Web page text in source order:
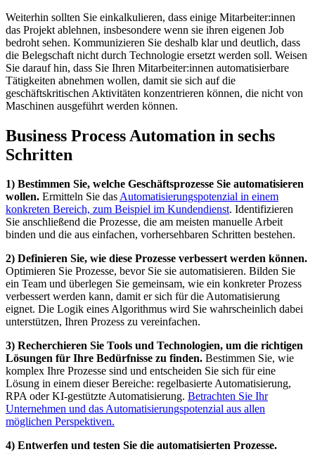
Weiterhin sollten Sie einkalkulieren, dass einige Mitarbeiter:innen
das Projekt ablehnen, insbesondere wenn sie ihren eigenen Job
bedroht sehen. Kommunizieren Sie deshalb klar und deutlich, dass
die Belegschaft nicht durch Technologie ersetzt werden soll. Weisen
Sie darauf hin, dass Sie Ihren Mitarbeiter:innen automatisierbare
Tätigkeiten abnehmen wollen, damit sie sich auf die
geschäftskritischen Aktivitäten konzentrieren können, die nicht von
Maschinen ausgeführt werden können.
Business Process Automation in sechs
Schritten
1) Bestimmen Sie, welche Geschäftsprozesse Sie automatisieren
wollen. Ermitteln Sie dasAutomatisierungspotenzial in einem
konkreten Bereich, zum Beispiel im Kundendienst. Identifizieren
Sie anschließend die Prozesse, die am meisten manuelle Arbeit
binden und die aus einfachen, vorhersehbaren Schritten bestehen.
2) Definieren Sie, wie diese Prozesse verbessert werden können.
Optimieren Sie Prozesse, bevor Sie sie automatisieren. Bilden Sie
ein Team und überlegen Sie gemeinsam, wie ein konkreter Prozess
verbessert werden kann, damit er sich für die Automatisierung
eignet. Die Logik eines Algorithmus wird Sie wahrscheinlich dabei
unterstützen, Ihren Prozess zu vereinfachen.
3) Recherchieren Sie Tools und Technologien, um die richtigen
Lösungen für Ihre Bedürfnisse zu finden. Bestimmen Sie, wie
komplex Ihre Prozesse sind und entscheiden Sie sich für eine
Lösung in einem dieser Bereiche: regelbasierte Automatisierung,
RPA oder KI-gestützte Automatisierung. Betrachten Sie Ihr
Unternehmen und das Automatisierungspotenzial aus allen
möglichen Perspektiven.
4) Entwerfen und testen Sie die automatisierten Prozesse.